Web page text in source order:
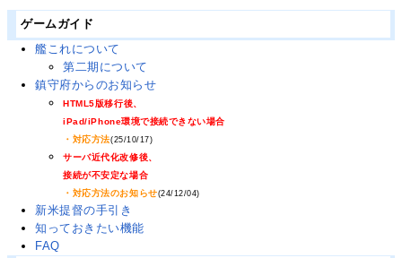
ゲームガイド
艦これについて
第二期について
鎮守府からのお知らせ
HTML5版移行後、
iPad/iPhone環境で接続できない場合
・対応方法(25/10/17)
サーバ近代化改修後、
接続が不安定な場合
・対応方法のお知らせ(24/12/04)
新米提督の手引き
知っておきたい機能
FAQ